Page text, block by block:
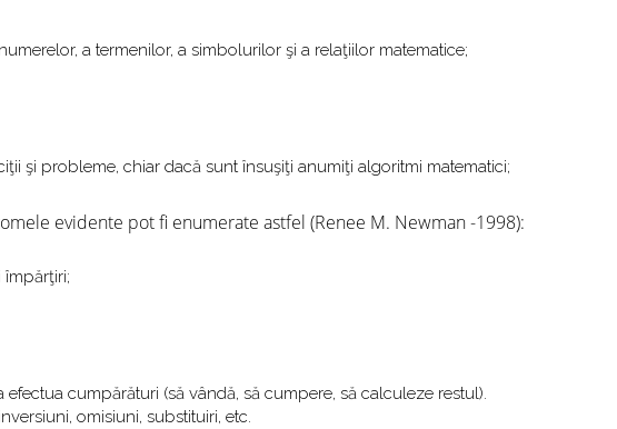
a termenilor, a simbolurilor şi a relaţiilor matematice;
şi probleme, chiar dacă sunt însuşiţi anumiţi algoritmi matematici;
evidente pot fi enumerate astfel (Renee M. Newman -1998):
împărţiri;
cumpărături (să vândă, să cumpere, să calculeze restul).
omisiuni, substituiri, etc.